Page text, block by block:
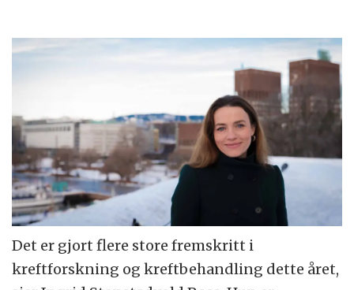
Det er gjort flere store fremskritt i
kreftforskning og kreftbehandling dette året,